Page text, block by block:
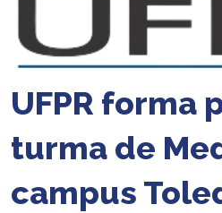
UFPR forma
turma de
campus